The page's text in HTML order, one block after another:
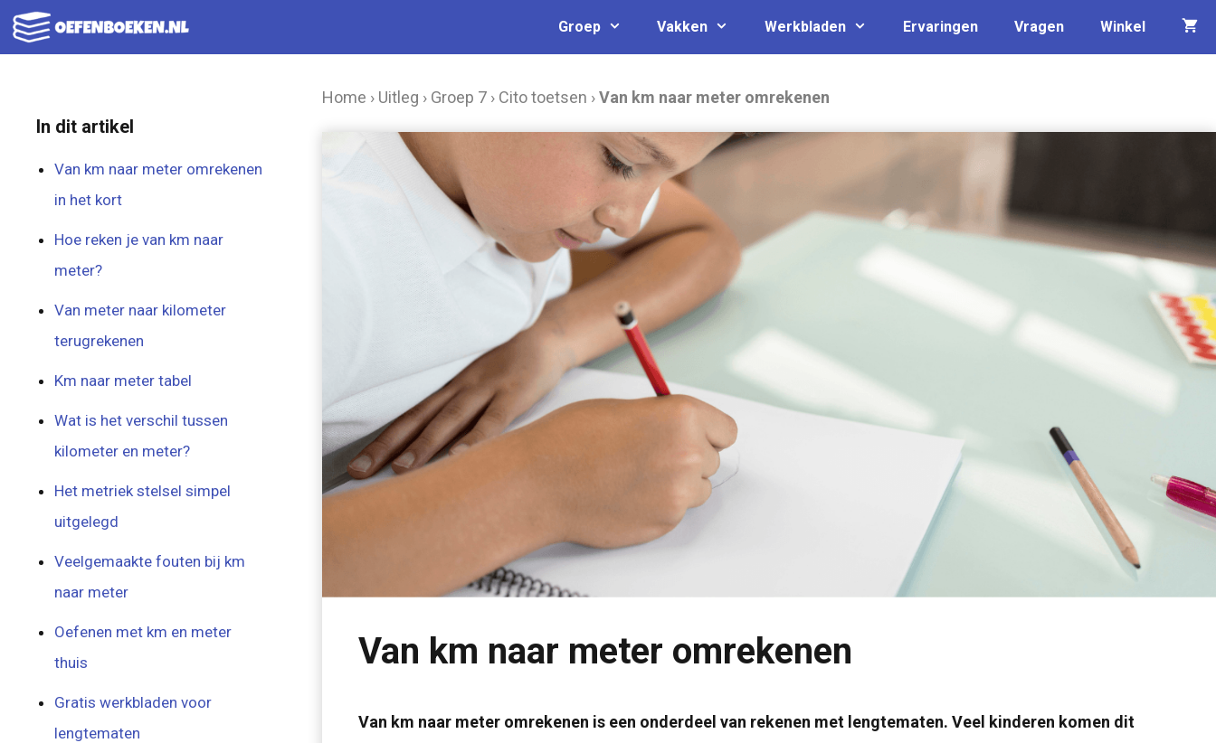
Ga
naar
Groep Vakken Werkbladen Ervaringen Vragen Winkel
Home › Uitleg › Groep 7 › Cito toetsen ›Van km naar meter omrekenen
Van km naar meter omrekenen
Van km naar meter omrekenen is een onderdeel van rekenen met lengtematen. Veel kinderen komen dit
In dit artikel
Van km naar meter omrekenen
in het kort
Hoe reken je van km naar
meter?
Van meter naar kilometer
terugrekenen
Km naar meter tabel
Wat is het verschil tussen
kilometer en meter?
Het metriek stelsel simpel
uitgelegd
Veelgemaakte fouten bij km
naar meter
Oefenen met km en meter
thuis
Gratis werkbladen voor
lengtematen